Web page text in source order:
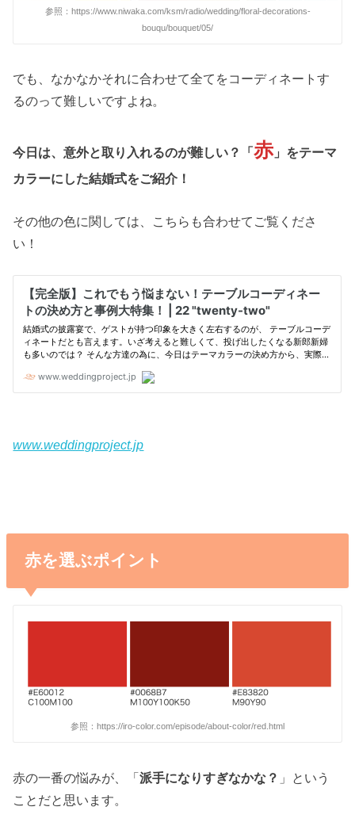
参照：https://www.niwaka.com/ksm/radio/wedding/floral-decorations-
bouqu/bouquet/05/
でも、なかなかそれに合わせて全てをコーディネートす
るのって難しいですよね。
今日は、意外と取り入れるのが難しい？「赤 」をテーマ
カラーにした結婚式をご紹介！
その他の色に関しては、こちらも合わせてご覧くださ
い！
www.weddingproject.jp
赤を選ぶポイント
参照：https://iro-color.com/episode/about-color/red.html
赤の一番の悩みが、「派手になりすぎなかな？ 」という
ことだと思います。